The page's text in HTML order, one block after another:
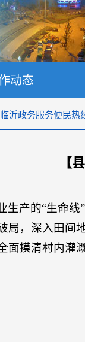
动态
临沂政务服务便民热
【
生产的“生命
局，深入田间
面摸清村内灌